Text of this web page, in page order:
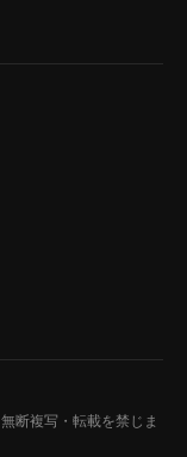
無断複写・転載を禁じま